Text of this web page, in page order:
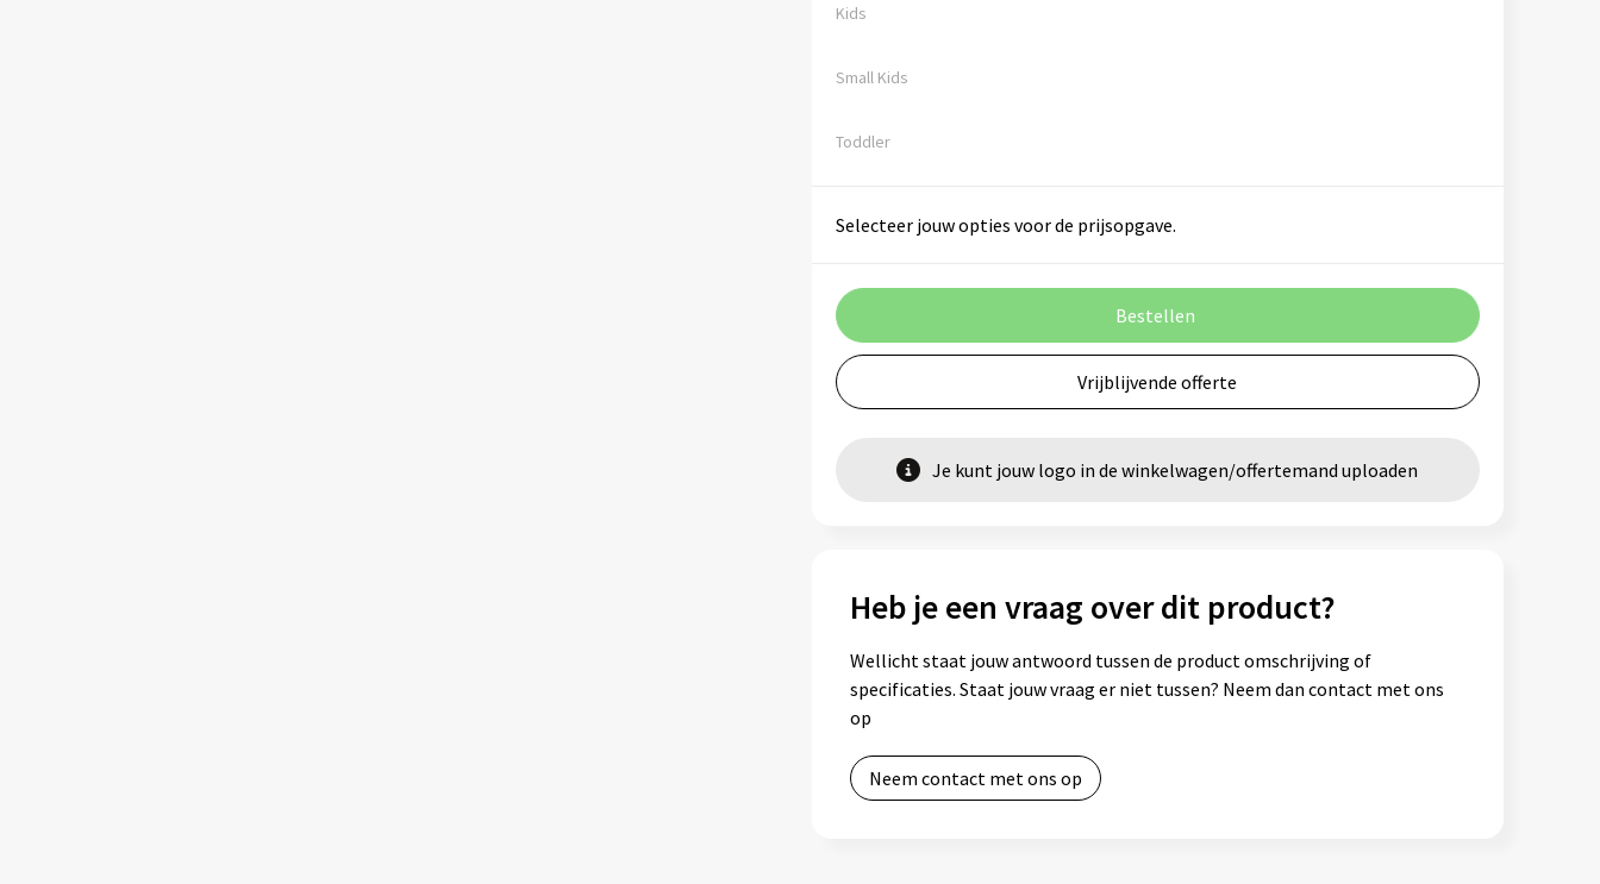
Kids
Small Kids
Toddler
Selecteer jouw opties voor de prijsopgave.
Bestellen
Vrijblijvende offerte
Je kunt jouw logo in de winkelwagen/offertemand uploaden
Heb je een vraag over dit product?
Wellicht staat jouw antwoord tussen de product omschrijving of
specificaties. Staat jouw vraag er niet tussen? Neem dan contact met ons
op
Neem contact met ons op